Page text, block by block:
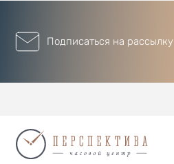
Подписаться на рассылку